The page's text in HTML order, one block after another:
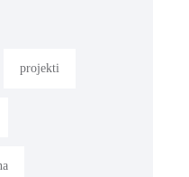
projekti